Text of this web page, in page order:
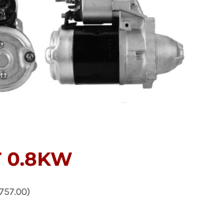
0.8KW
)